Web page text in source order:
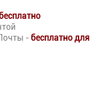
- бесплатно для